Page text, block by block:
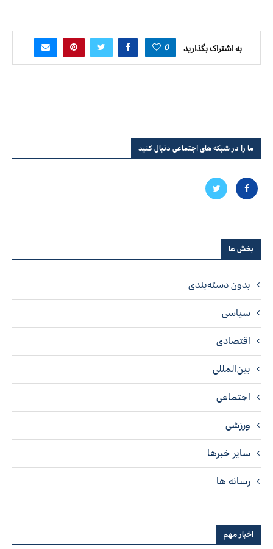
به اشتراک بگذارید 0
ما را در شبکه های اجتماعی دنبال کنید
بخش ها
بدون دسته‌بندی
سیاسی
اقتصادی
بین‌المللی
اجتماعی
ورزشی
سایر خبرها
رسانه ها
اخبار مهم